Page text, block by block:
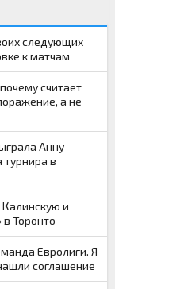
следующих
к матчам
считает
а не
Анну
в
и
Торонто
Евролиги. Я
соглашение